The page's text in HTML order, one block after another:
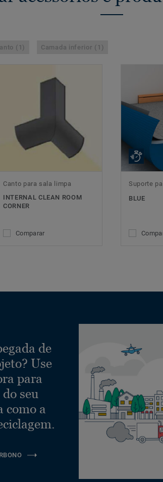
(1) Camada inferior (1)
Canto para sala limpa
INTERNAL CLEAN ROOM
CORNER
Comparar
Suporte
BLUE
de
Use
para
seu
como a